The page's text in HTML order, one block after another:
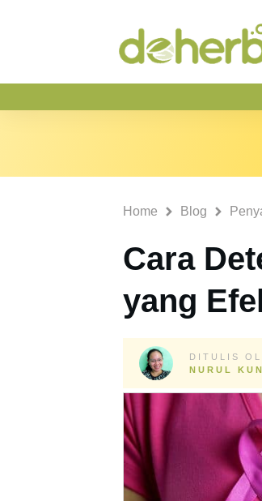
Home Blog
Cara
yang
DITULIS
NURUL